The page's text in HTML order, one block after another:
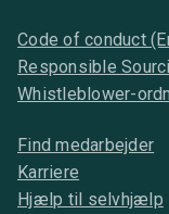
Code of conduct
Responsible
Whistleblower-
Find medarbejder
Karriere
Hjælp til selvhjælp